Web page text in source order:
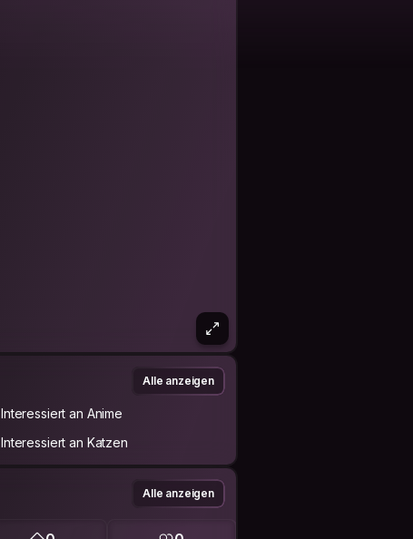
Alle anzeigen
Interessiert an Anime
Interessiert an Katzen
Alle anzeigen